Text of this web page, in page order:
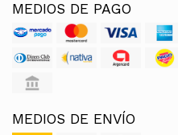
MEDIOS DE PAGO
MEDIOS DE ENVÍO